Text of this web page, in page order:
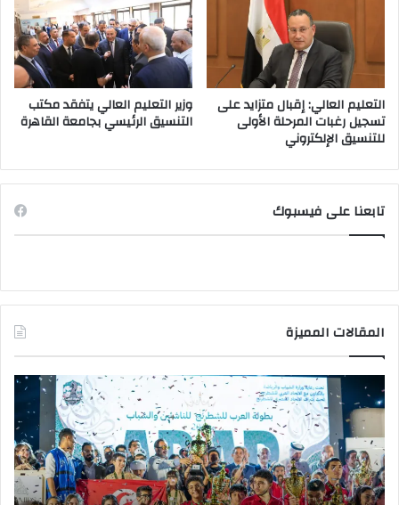
التعليم العالي: إقبال متزايد على
تسجيل رغبات المرحلة الأولى
للتنسيق الإلكتروني
وزير التعليم العالي يتفقد مكتب
التنسيق الرئيسي بجامعة القاهرة
تابعنا على فيسبوك
المقالات المميزة
الشباب
والرياضة
يهنئ
منتخب
مصر
للشطرنج